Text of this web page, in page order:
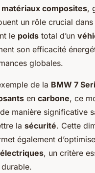
matériaux composites,
un rôle crucial
le poids total d’un
son efficacité
globales.
de la BMW 7
en carbone, ce
de manière significative
la sécurité. Cette
également
, un critère